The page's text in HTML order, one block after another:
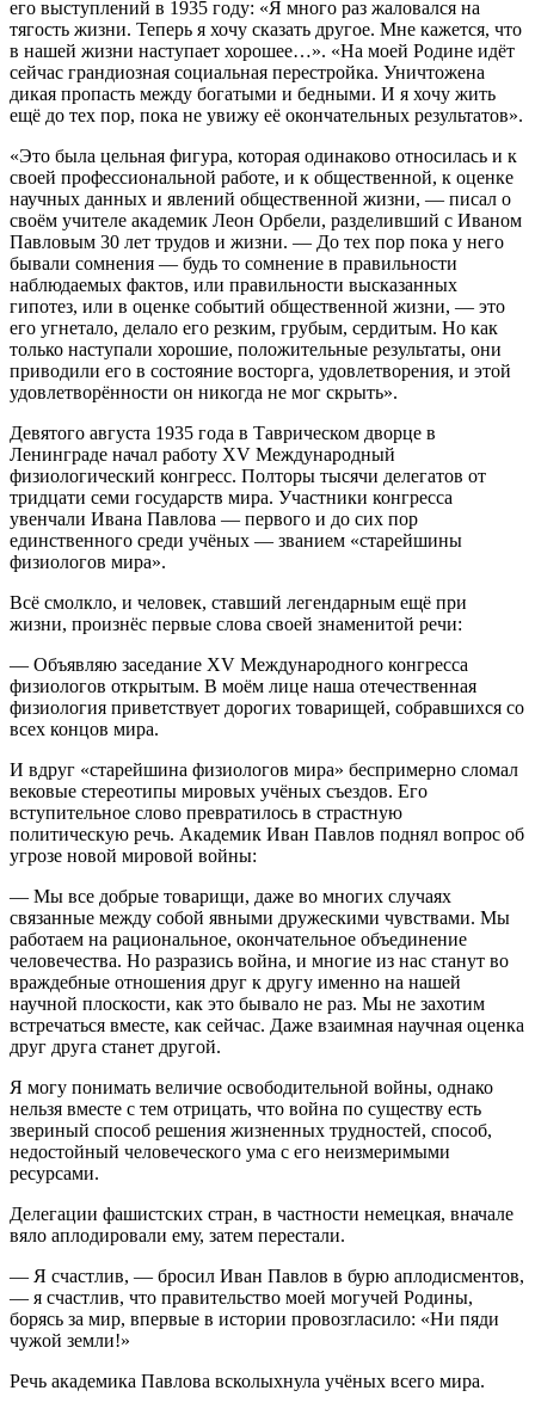
его выступлений в 1935 году: «Я много раз жаловался на
тягость жизни. Теперь я хочу сказать другое. Мне кажется, что
в нашей жизни наступает хорошее…». «На моей Родине идёт
сейчас грандиозная социальная перестройка. Уничтожена
дикая пропасть между богатыми и бедными. И я хочу жить
ещё до тех пор, пока не увижу её окончательных результатов».
«Это была цельная фигура, которая одинаково относилась и к
своей профессиональной работе, и к общественной, к оценке
научных данных и явлений общественной жизни, — писал о
своём учителе академик Леон Орбели, разделивший с Иваном
Павловым 30 лет трудов и жизни. — До тех пор пока у него
бывали сомнения — будь то сомнение в правильности
наблюдаемых фактов, или правильности высказанных
гипотез, или в оценке событий общественной жизни, — это
его угнетало, делало его резким, грубым, сердитым. Но как
только наступали хорошие, положительные результаты, они
приводили его в состояние восторга, удовлетворения, и этой
удовлетворённости он никогда не мог скрыть».
Девятого августа 1935 года в Таврическом дворце в
Ленинграде начал работу XV Международный
физиологический конгресс. Полторы тысячи делегатов от
тридцати семи государств мира. Участники конгресса
увенчали Ивана Павлова — первого и до сих пор
единственного среди учёных — званием «старейшины
физиологов мира».
Всё смолкло, и человек, ставший легендарным ещё при
жизни, произнёс первые слова своей знаменитой речи:
— Объявляю заседание XV Международного конгресса
физиологов открытым. В моём лице наша отечественная
физиология приветствует дорогих товарищей, собравшихся со
всех концов мира.
И вдруг «старейшина физиологов мира» беспримерно сломал
вековые стереотипы мировых учёных съездов. Его
вступительное слово превратилось в страстную
политическую речь. Академик Иван Павлов поднял вопрос об
угрозе новой мировой войны:
— Мы все добрые товарищи, даже во многих случаях
связанные между собой явными дружескими чувствами. Мы
работаем на рациональное, окончательное объединение
человечества. Но разразись война, и многие из нас станут во
враждебные отношения друг к другу именно на нашей
научной плоскости, как это бывало не раз. Мы не захотим
встречаться вместе, как сейчас. Даже взаимная научная оценка
друг друга станет другой.
Я могу понимать величие освободительной войны, однако
нельзя вместе с тем отрицать, что война по существу есть
звериный способ решения жизненных трудностей, способ,
недостойный человеческого ума с его неизмеримыми
ресурсами.
Делегации фашистских стран, в частности немецкая, вначале
вяло аплодировали ему, затем перестали.
— Я счастлив, — бросил Иван Павлов в бурю аплодисментов,
— я счастлив, что правительство моей могучей Родины,
борясь за мир, впервые в истории провозгласило: «Ни пяди
чужой земли!»
Речь академика Павлова всколыхнула учёных всего мира.